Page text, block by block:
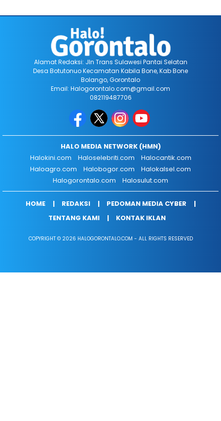
Alamat Redaksi: Jln Trans Sulawesi Pantai Selatan
Desa Botutonuo Kecamatan Kabila Bone, Kab Bone
Bolango, Gorontalo
Email: Halogorontalo.com@gmail.com
082119487706
HALO MEDIA NETWORK (HMN)
Halokini.com
Haloselebriti.com
Halocantik.com
Haloagro.com
Halobogor.com
Halokalsel.com
Halogorontalo.com
Halosulut.com
HOME REDAKSI
PEDOMAN MEDIA CYBER
TENTANG KAMI
KONTAK IKLAN
COPYRIGHT © 2026 HALOGORONTALO.COM - ALL RIGHTS RESERVED